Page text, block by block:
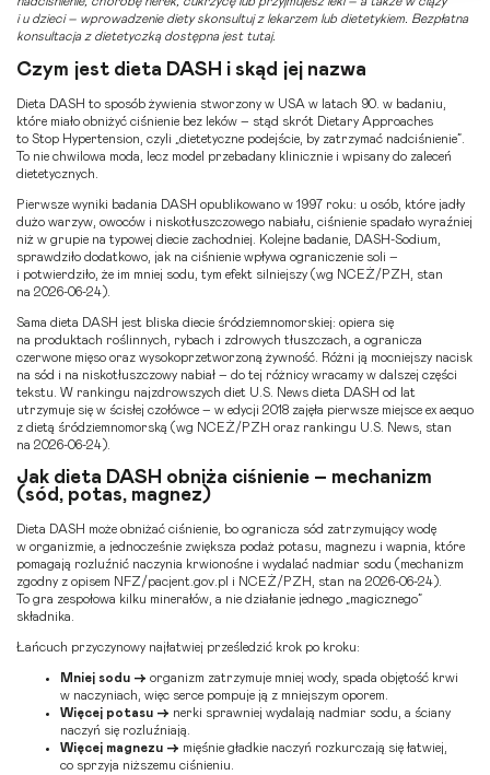
i u dzieci – wprowadzenie diety skonsultuj z lekarzem lub dietetykiem. Bezpłatna
konsultacja z dietetyczką dostępna jest tutaj.
Czym jest dieta DASH i skąd jej nazwa
Dieta DASH to sposób żywienia stworzony w USA w latach 90. w badaniu,
które miało obniżyć ciśnienie bez leków – stąd skrót Dietary Approaches
to Stop Hypertension, czyli „dietetyczne podejście, by zatrzymać nadciśnienie”.
To nie chwilowa moda, lecz model przebadany klinicznie i wpisany do zaleceń
dietetycznych.
Pierwsze wyniki badania DASH opublikowano w 1997 roku: u osób, które jadły
dużo warzyw, owoców i niskotłuszczowego nabiału, ciśnienie spadało wyraźniej
niż w grupie na typowej diecie zachodniej. Kolejne badanie, DASH-Sodium,
sprawdziło dodatkowo, jak na ciśnienie wpływa ograniczenie soli –
i potwierdziło, że im mniej sodu, tym efekt silniejszy (wg NCEŻ/PZH, stan
na 2026-06-24).
Sama dieta DASH jest bliska diecie śródziemnomorskiej: opiera się
na produktach roślinnych, rybach i zdrowych tłuszczach, a ogranicza
czerwone mięso oraz wysokoprzetworzoną żywność. Różni ją mocniejszy nacisk
na sód i na niskotłuszczowy nabiał – do tej różnicy wracamy w dalszej części
tekstu. W rankingu najzdrowszych diet U.S. News dieta DASH od lat
utrzymuje się w ścisłej czołówce – w edycji 2018 zajęła pierwsze miejsce ex aequo
z dietą śródziemnomorską (wg NCEŻ/PZH oraz rankingu U.S. News, stan
na 2026-06-24).
Jak dieta DASH obniża ciśnienie – mechanizm
(sód, potas, magnez)
Dieta DASH może obniżać ciśnienie, bo ogranicza sód zatrzymujący wodę
w organizmie, a jednocześnie zwiększa podaż potasu, magnezu i wapnia, które
pomagają rozluźnić naczynia krwionośne i wydalać nadmiar sodu (mechanizm
zgodny z opisem NFZ/pacjent.gov.pl i NCEŻ/PZH, stan na 2026-06-24).
To gra zespołowa kilku minerałów, a nie działanie jednego „magicznego”
składnika.
Łańcuch przyczynowy najłatwiej prześledzić krok po kroku:
Mniej sodu → organizm zatrzymuje mniej wody, spada objętość krwi
w naczyniach, więc serce pompuje ją z mniejszym oporem.
Więcej potasu → nerki sprawniej wydalają nadmiar sodu, a ściany
naczyń się rozluźniają.
Więcej magnezu → mięśnie gładkie naczyń rozkurczają się łatwiej,
co sprzyja niższemu ciśnieniu.